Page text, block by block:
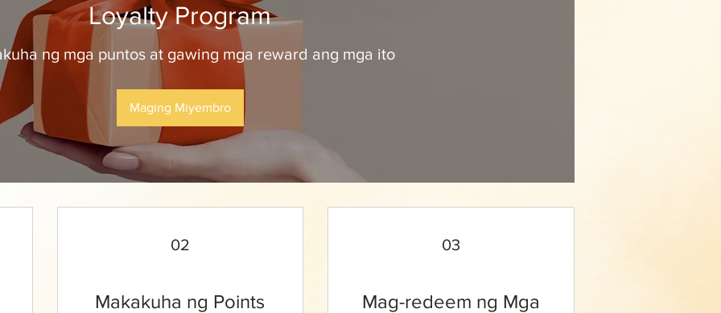
Loyalty Program
ng mga puntos at gawing mga reward ang mga ito
Maging Miyembro
02
Makakuha ng Points
03
Mag-redeem ng Mga